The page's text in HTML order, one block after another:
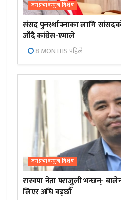
जनप्रभाबन्युज विशेष
संसद पुनर्स्थापनाका लागि
जाँदै कांग्रेस-एमाले
8 MONTHS पहिले
जनप्रभाबन्युज विशेष
रास्वपा नेता पराजुली भन्छन्-
लिएर अघि बढ्छौँ